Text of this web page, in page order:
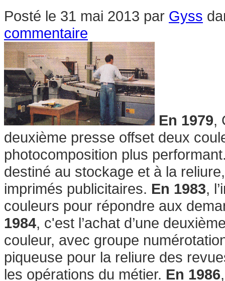
Posté le 31 mai 2013 par Gyss
commentaire
En 1979,
deuxième presse offset deux
photocomposition plus
destiné au stockage et à la
imprimés publicitaires. En 1983,
couleurs pour répondre aux
1984, c'est l’achat d’une
couleur, avec groupe
piqueuse pour la reliure des
les opérations du métier. En 1986